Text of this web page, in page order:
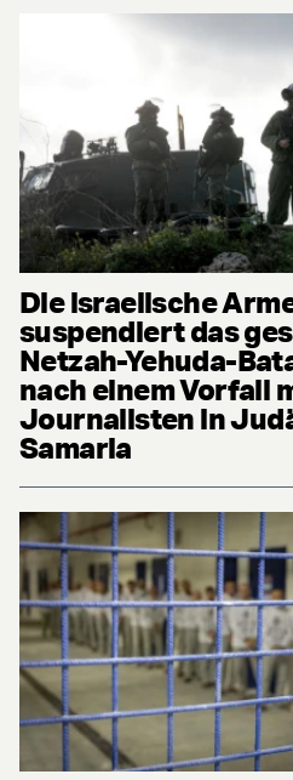
Die israelische
suspendiert das
Netzah-Yehuda-
nach einem Vorfall
Journalisten in
Samaria